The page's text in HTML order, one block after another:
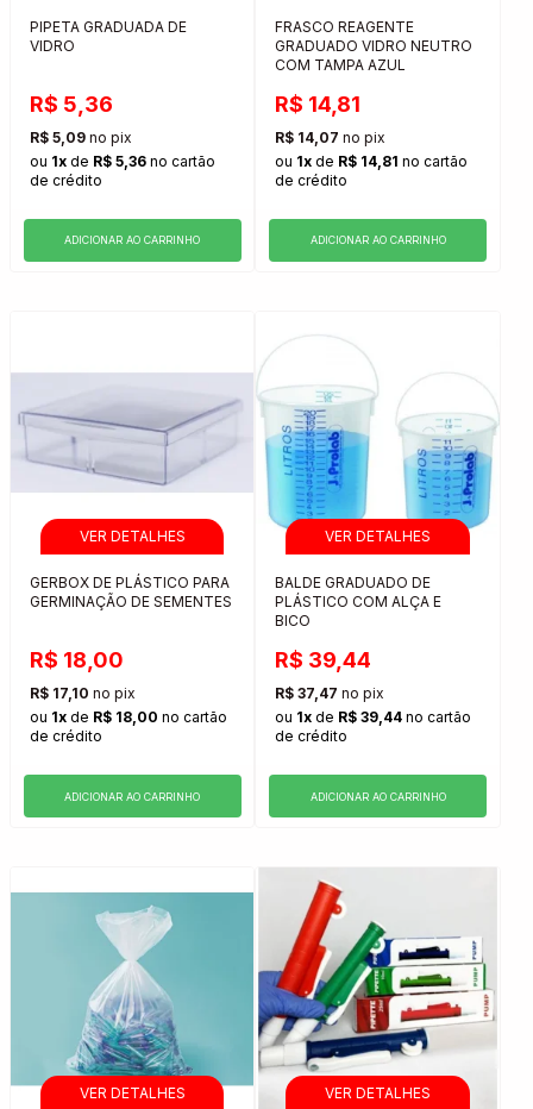
PIPETA GRADUADA DE
VIDRO
R$ 5,36
R$ 5,09 no pix
ou 1x de R$ 5,36 no cartão
de crédito
ADICIONAR AO CARRINHO
FRASCO REAGENTE
GRADUADO VIDRO NEUTRO
COM TAMPA AZUL
R$ 14,81
R$ 14,07 no pix
ou 1x de R$ 14,81 no cartão
de crédito
ADICIONAR AO CARRINHO
GERBOX DE PLÁSTICO PARA
GERMINAÇÃO DE SEMENTES
R$ 18,00
R$ 17,10 no pix
ou 1x de R$ 18,00 no cartão
de crédito
ADICIONAR AO CARRINHO
BALDE GRADUADO DE
PLÁSTICO COM ALÇA E
BICO
R$ 39,44
R$ 37,47 no pix
ou 1x de R$ 39,44 no cartão
de crédito
ADICIONAR AO CARRINHO